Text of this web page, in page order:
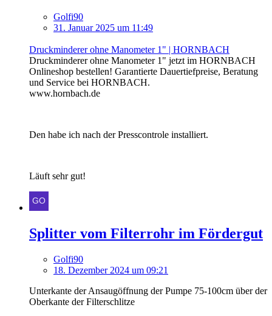
Golfi90
31. Januar 2025 um 11:49
Druckminderer ohne Manometer 1" | HORNBACH
Druckminderer ohne Manometer 1" jetzt im HORNBACH
Onlineshop bestellen! Garantierte Dauertiefpreise, Beratung
und Service bei HORNBACH.
www.hornbach.de
Den habe ich nach der Presscontrole installiert.
Läuft sehr gut!
Splitter vom Filterrohr im Fördergut
Golfi90
18. Dezember 2024 um 09:21
Unterkante der Ansaugöffnung der Pumpe 75-100cm über der
Oberkante der Filterschlitze